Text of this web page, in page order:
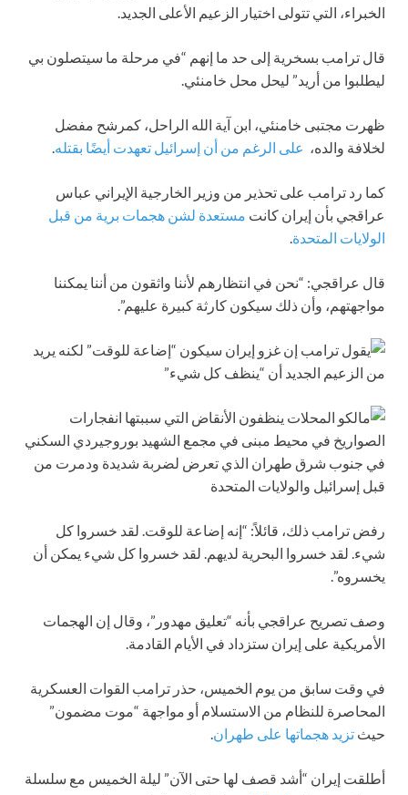
الخبراء، التي تتولى اختيار الزعيم الأعلى الجديد.
قال ترامب بسخرية إلى حد ما إنهم “في مرحلة ما سيتصلون بي
ليطلبوا من أريد” ليحل محل خامنئي.
ظهرت مجتبى خامنئي، ابن آية الله الراحل، كمرشح مفضل
لخلافة والده، على الرغم من أن إسرائيل تعهدت أيضًا بقتله.
كما رد ترامب على تحذير من وزير الخارجية الإيراني عباس
عراقجي بأن إيران كانت مستعدة لشن هجمات برية من قبل
الولايات المتحدة.
قال عراقجي: “نحن في انتظارهم لأننا واثقون من أننا يمكننا
مواجهتهم، وأن ذلك سيكون كارثة كبيرة عليهم”.
رفض ترامب ذلك، قائلاً: “إنه إضاعة للوقت. لقد خسروا كل
شيء. لقد خسروا البحرية لديهم. لقد خسروا كل شيء يمكن أن
يخسروه”.
وصف تصريح عراقجي بأنه “تعليق مهدور”، وقال إن الهجمات
الأمريكية على إيران ستزداد في الأيام القادمة.
في وقت سابق من يوم الخميس، حذر ترامب القوات العسكرية
المحاصرة للنظام من الاستسلام أو مواجهة “موت مضمون”
حيث تزيد هجماتها على طهران.
أطلقت إيران “أشد قصف لها حتى الآن” ليلة الخميس مع سلسلة